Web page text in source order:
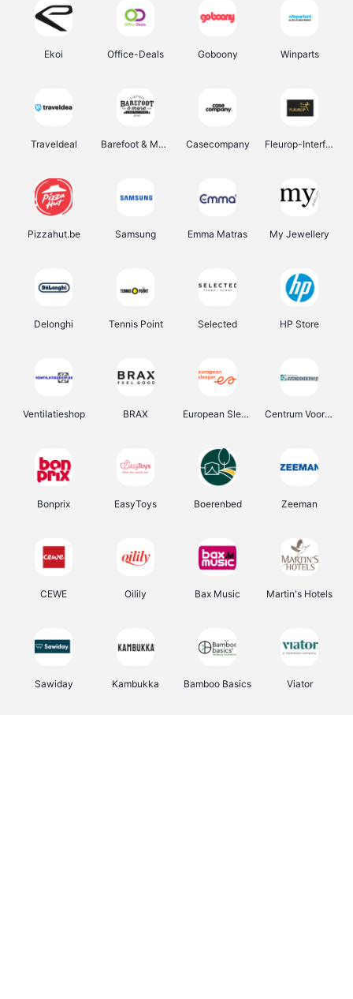
Ekoi Office-Deals Goboony Winparts
Traveldeal Barefoot & More Casecompany Fleurop-Interflora
Pizzahut.be Samsung Emma Matras My Jewellery
Delonghi Tennis Point Selected HP Store
Ventilatieshop BRAX European Sleeper Centrum Voor Avondonderwijs
Bonprix EasyToys Boerenbed Zeeman
CEWE Oilily Bax Music Martin's Hotels
Sawiday Kambukka Bamboo Basics Viator